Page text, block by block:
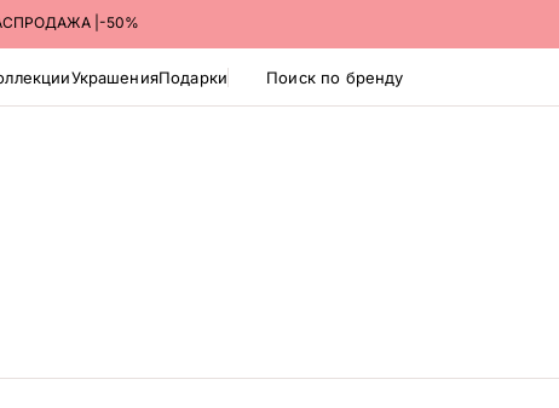
|-50%
Поиск по бренду
УкрашенияПодарки